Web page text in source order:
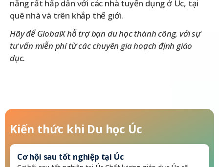
năng rất hấp dẫn với các nhà tuyển dụng ở Úc, tại
quê nhà và trên khắp thế giới.
Hãy để GlobalX hỗ trợ bạn du học thành công, với sự
tư vấn miễn phí từ các chuyên gia hoạch định giáo
dục.
Kiến thức khi Du học Úc
Làm việc trong thời gian du học học Úc